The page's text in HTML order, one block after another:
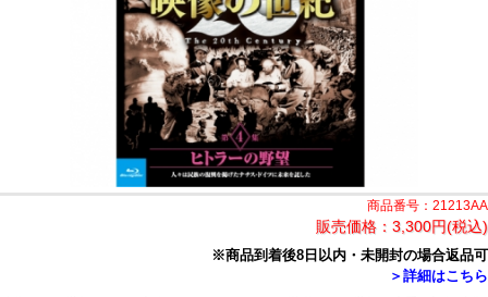
商品番号：21213AA
販売価格： 3,300円(税込)
※商品到着後8日以内・未開封の場合返品可
＞詳細はこちら